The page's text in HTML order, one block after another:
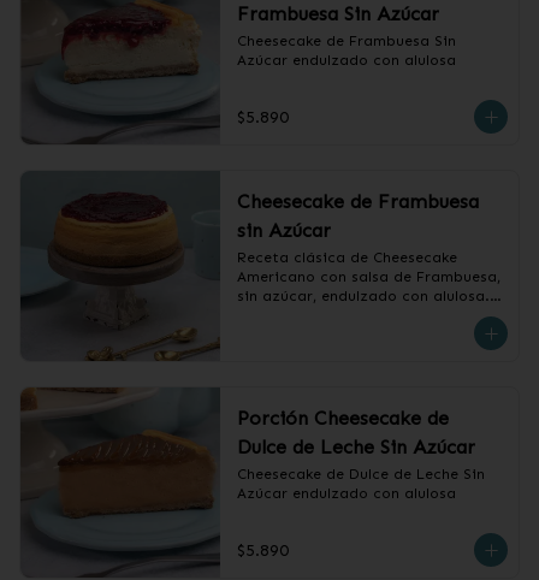
Frambuesa Sin Azúcar
Cheesecake de Frambuesa Sin
Azúcar endulzado con alulosa
$5.890
Cheesecake de Frambuesa
sin Azúcar
Receta clásica de Cheesecake
Americano con salsa de Frambuesa,
sin azúcar, endulzado con alulosa.
Porción Cheesecake de
Dulce de Leche Sin Azúcar
Cheesecake de Dulce de Leche Sin
Azúcar endulzado con alulosa
$5.890